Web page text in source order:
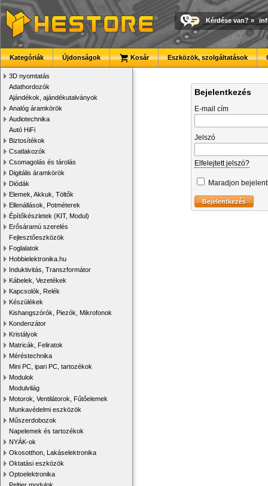
Kérdése van? »
Kategóriák Újdonságok Kosár Eszközök, szolgáltatások
3D nyomtatás
Adathordozók
Ajándékok, ajándékutalványok
Analóg áramkörök
Audiotechnika
Autó HiFi
Biztosítékok
Csatlakozók
Csomagolás és tárolás
Digitális áramkörök
Diódák
Elemek, Akkuk, Töltők
Ellenállások, Potméterek
Építőkészletek (KIT, Modul)
Erősáramú szerelés
Fejlesztőeszközök
Foglalatok
Hobbielektronika.hu
Induktivitás, Transzformátor
Kábelek, Vezetékek
Kapcsolók, Relék
Készülékek
Kishangszórók, Piezók, Mikrofonok
Kondenzátor
Kristályok
Matricák, Feliratok
Méréstechnika
Mini PC, ipari PC, tartozékok
Modulok
Modulvilág
Motorok, Ventilátorok, Fűtőelemek
Munkavédelmi eszközök
Műszerdobozok
Napelemek és tartozékok
NYÁK-ok
Okosotthon, Lakáselektronika
Oktatási eszközök
Optoelektronika
Bejelentkezés
E-mail cím
Jelszó
Elfelejtett jelszó?
Maradjon